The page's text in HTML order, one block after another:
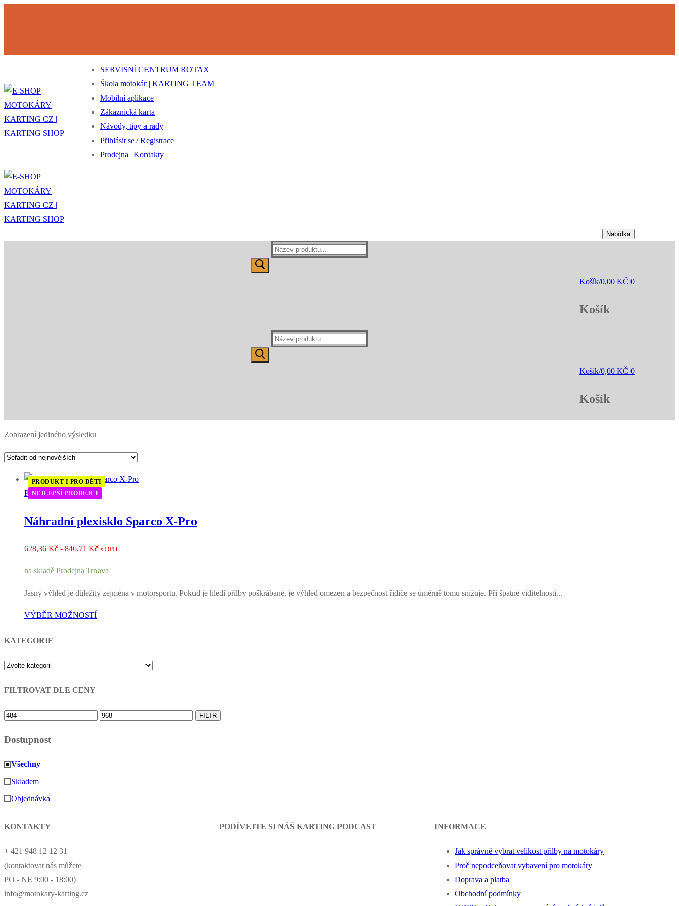
SERVISNÍ CENTRUM ROTAX
Škola motokár | KARTING TEAM
Mobilní aplikace
Zákaznická karta
Návody, tipy a rady
Přihlásit se / Registrace
Prodejna | Kontakty
Nabídka
Hledat:
Košík/0,00 KČ 0
Košík
Hledat:
Košík/0,00 KČ 0
Košík
Zobrazení jediného výsledku
Přilby
PRODUKT I PRO DĚTI
NEJLEPŠÍ PRODEJCI
Náhradní plexisklo Sparco X-Pro
628,36 Kč - 846,71 KčRozpětí
628,36 Kč
až
s DPH
na skladě Prodejna Trnava
Jasný výhled je důležitý zejména v motorsportu. Pokud je hledí přilby poškrábané, je výhled omezen a bezpečnost řidiče se úměrně tomu snižuje. Při špatné viditelnosti...
VÝBĚR MOŽNOSTÍ
KATEGORIE
FILTROVAT DLE CENY
Minimální
Maximální
FILTR
Dostupnost
Všechny
Skladem
Objednávka
KONTAKTY
+ 421 948 12 12 31
(kontaktovat nás můžete
PO - NE 9:00 - 18:00)
info@motokary-karting.cz
PODÍVEJTE SI NÁŠ KARTING PODCAST INFORMACE
Jak správně vybrat velikost přilby na motokáry
Proč nepodceňovat vybavení pro motokáry
Doprava a platba
Obchodní podmínky